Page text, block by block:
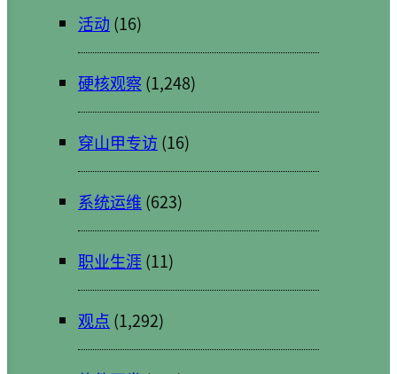
活动 (16)
硬核观察 (1,248)
穿山甲专访(16)
系统运维(623)
职业生涯(11)
观点 (1,292)